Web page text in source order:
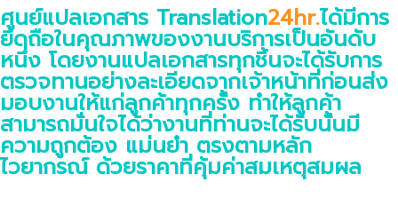
ศูนย์แปลเอกสาร Translation24hr.ได้มีการ
ยึดถือในคุณภาพของงานบริการเป็นอันดับ
หนึ่ง โดยงานแปลเอกสารทุกชิ้นจะได้รับการ
ตรวจทานอย่างละเอียดจากเจ้าหน้าที่ก่อนส่ง
มอบงานให้แก่ลูกค้าทุกครั้ง ทำให้ลูกค้า
สามารถมั่นใจได้ว่างานที่ท่านจะได้รับนั้นมี
ความถูกต้อง แม่นยำ ตรงตามหลัก
ไวยากรณ์ ด้วยราคาที่คุ้มค่าสมเหตุสมผล